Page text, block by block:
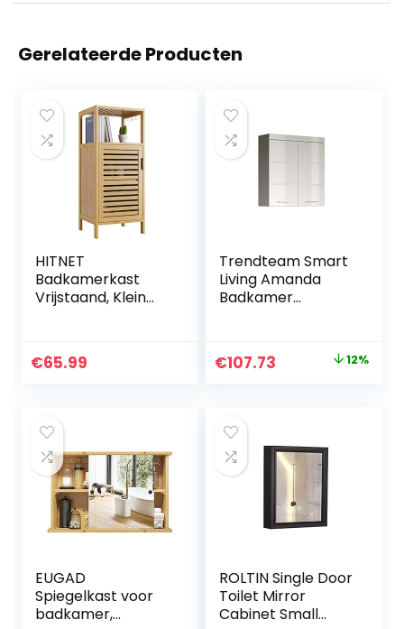
Gerelateerde Producten
HITNET
Badkamerkast
Vrijstaand, Klein
Ruimtebesparend
Opbergvak aan de
€65.99
Trendteam Smart
Living Amanda
Badkamer
Hoogglans
Oorspronkelijke
€123.00.
€107.73 Huidige 12%
EUGAD
Spiegelkast voor
badkamer,
ROLTIN Single Door
Toilet Mirror
Cabinet Small